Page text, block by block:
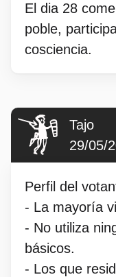
El dia 28
poble,
cosciencia.
Tajo
29/05/
Perfil del
- La mayoría
- No utiliza
básicos.
- Los que